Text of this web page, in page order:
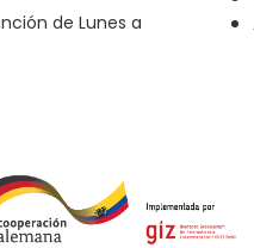
de Lunes a